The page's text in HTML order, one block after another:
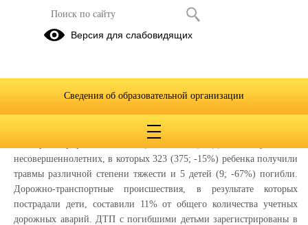
Анализ состояния детского дорожно-
транспортного травматизма на
за одиннадцать месяцев 2020 года
На территории Свердловской области за одиннадцать месяцев 2020
несовершеннолетних, в которых 323 (375; -15%) ребенка получили
травмы различной степени тяжести и 5 детей (9; -67%) погибли.
Дорожно-транспортные происшествия, в результате которых
пострадали дети, составили 11% от общего количества учетных
дорожных аварий. ДТП с погибшими детьми зарегистрированы в
Версия для слабовидящих
Сведения об образовательной организации